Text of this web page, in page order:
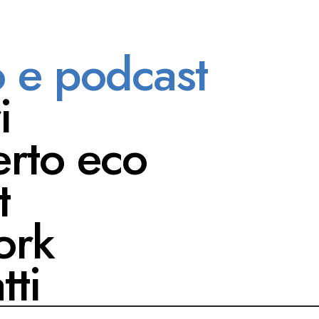
e podcast
eco
un’identità visiva
FESTIVAL